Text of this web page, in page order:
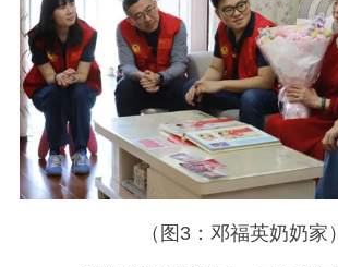
（图3：邓福英奶奶家）